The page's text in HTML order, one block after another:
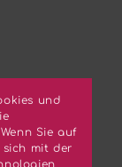
und
Sie auf
sich mit der